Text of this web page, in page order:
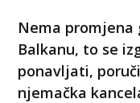
Nema promjena
Balkanu, to se
ponavljati,
njemačka